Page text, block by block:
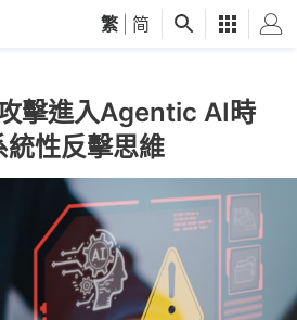
繁 简
擊進入Agentic AI時
性反擊思維